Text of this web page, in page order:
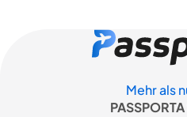
Mehr als